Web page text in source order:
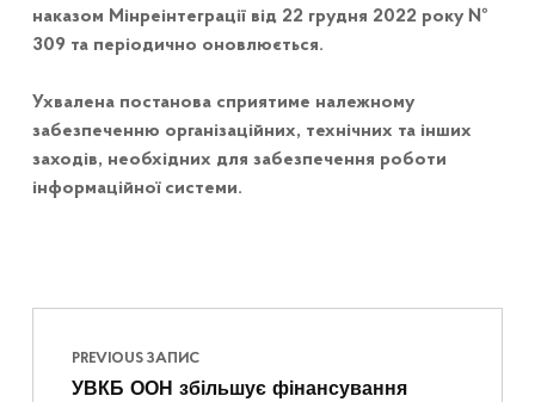
наказом Мінреінтеграції від 22 грудня 2022 року №
309 та періодично оновлюється.
Ухвалена постанова сприятиме належному
забезпеченню організаційних, технічних та інших
заходів, необхідних для забезпечення роботи
інформаційної системи.
Skip back to main navigation
Навігація записів
PREVIOUS ЗАПИС
УВКБ ООН збільшує фінансування